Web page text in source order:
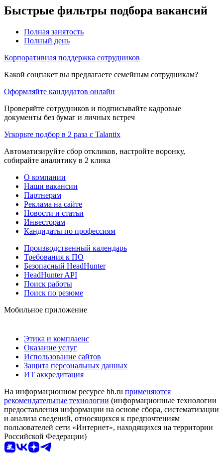
Быстрые фильтры подбора вакансий
Полная занятость
Полный день
Корпоративная поддержка сотрудников
Какой соцпакет вы предлагаете семейным сотрудникам?
Оформляйте кандидатов онлайн
Проверяйте сотрудников и подписывайте кадровые
документы без бумаг и личных встреч
Ускорьте подбор в 2 раза с Talantix
Автоматизируйте сбор откликов, настройте воронку,
собирайте аналитику в 2 клика
О компании
Наши вакансии
Партнерам
Реклама на сайте
Новости и статьи
Инвесторам
Кандидаты по профессиям
Производственный календарь
Требования к ПО
Безопасный HeadHunter
HeadHunter API
Поиск работы
Поиск по резюме
Мобильное приложение
Этика и комплаенс
Оказание услуг
Использование сайтов
Защита персональных данных
ИТ аккредитация
На информационном ресурсе hh.ru применяются
рекомендательные технологии (информационные технологии
предоставления информации на основе сбора, систематизации
и анализа сведений, относящихся к предпочтениям
пользователей сети «Интернет», находящихся на территории
Российской Федерации)